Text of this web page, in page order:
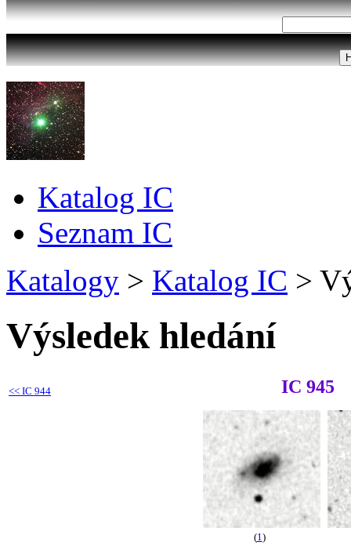
Katalog IC
Seznam IC
Katalogy > Katalog IC >
Výsledek hledání
<< IC 944 IC 945
(1 )